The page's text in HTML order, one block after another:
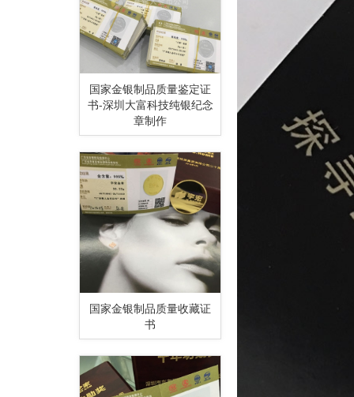
国家金银制品质量鉴定证
书-深圳大富科技纯银纪念
章制作
国家金银制品质量收藏证
书